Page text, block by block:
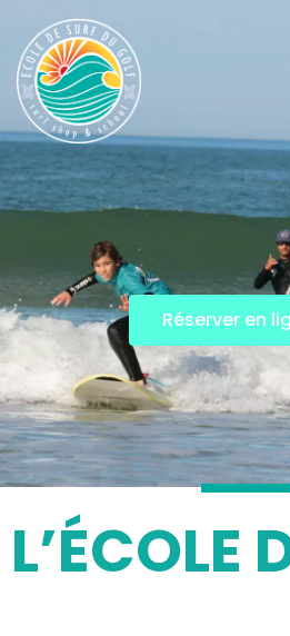
Réserver en
L’ÉCOLE